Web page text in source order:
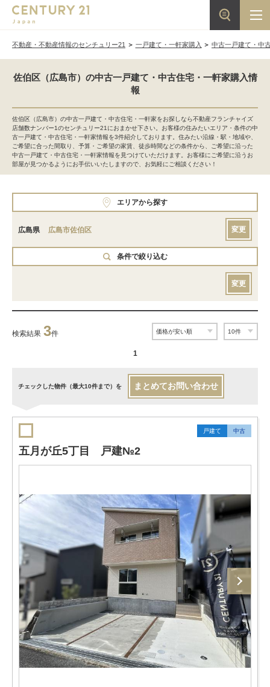
不動産・不動産情報のセンチュリー21 一戸建て・一軒家購入 中古一戸建て・中
佐伯区（広島市）の中古一戸建て・中古住宅・一軒家購入情
報
佐伯区（広島市）の中古一戸建て・中古住宅・一軒家をお探しなら不動産フランチャイズ
店舗数ナンバー1のセンチュリー21におまかせ下さい。お客様の住みたいエリア・条件の中
古一戸建て・中古住宅・一軒家情報を3件紹介しております。住みたい沿線・駅・地域や、
ご希望に合った間取り、予算・ご希望の家賃、徒歩時間などの条件から、ご希望に沿った
中古一戸建て・中古住宅・一軒家情報を見つけていただけます。お客様にご希望に沿うお
部屋が見つかるようにお手伝いいたしますので、お気軽にご相談ください！
エリアから探す
広島県 広島市佐伯区 変更
条件で絞り込む
変更
検索結果 3件
1
チェックした物件（最大10件まで）を まとめてお問い合わせ
戸建て 中古
五月が丘5丁目 戸建№2